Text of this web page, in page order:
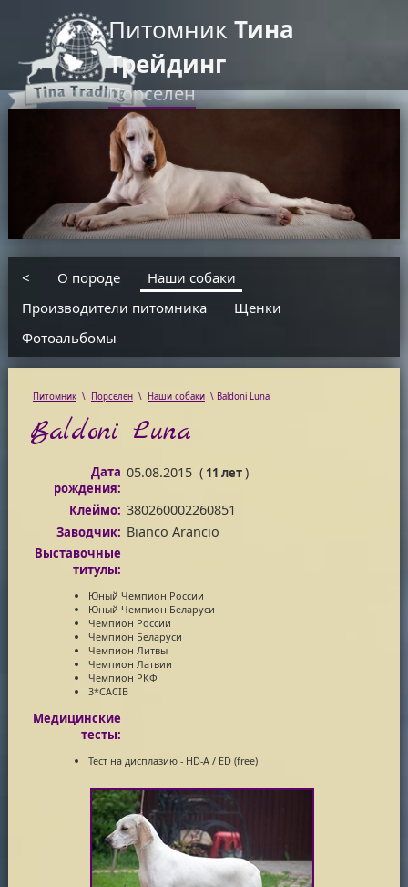
Питомник Тина
Трейдинг
Порселен
введите текст для поиска
< О породе
Наши собаки
Производители питомника
Щенки
Фотоальбомы
Питомник \ Порселен \ Наши собаки \ Baldoni Luna
Baldoni Luna
Дата
рождения:
05.08.2015(11 лет)
Клеймо: 380260002260851
Заводчик: Bianco Arancio
Выставочные
титулы:
Юный Чемпион России
Юный Чемпион Беларуси
Чемпион России
Чемпион Беларуси
Чемпион Литвы
Чемпион Латвии
Чемпион РКФ
3*CACIB
Медицинские
тесты:
Тест на дисплазию - HD-A / ED (free)